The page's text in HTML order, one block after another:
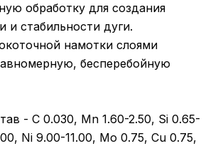
обработку для создания
и стабильности дуги.
намотки слоями
бесперебойную
- C 0.030, Mn 1.60-2.50, Si 0.65-
Ni 9.00-11.00, Mo 0.75, Cu 0.75,